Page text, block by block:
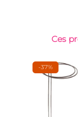
Ces
-37%